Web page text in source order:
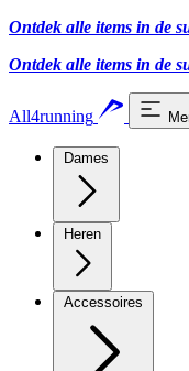
Ontdek alle items in de
Ontdek alle items in de
All4running
Dames
Heren
Accessoires